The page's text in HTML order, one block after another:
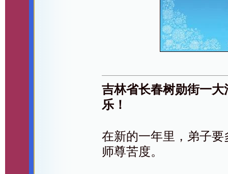
吉林省长春树勋街一
乐！
在新的一年里，弟子
师尊苦度。